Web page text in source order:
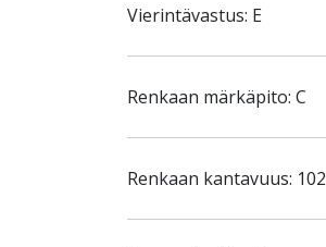
Vierintävastus: E
Renkaan märkäpito: C
Renkaan kantavuus: 102